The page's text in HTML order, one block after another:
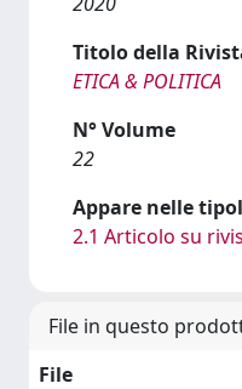
Titolo della
ETICA & POLITICA
N° Volume
22
Appare nelle
2.1 Articolo su
File in questo
File